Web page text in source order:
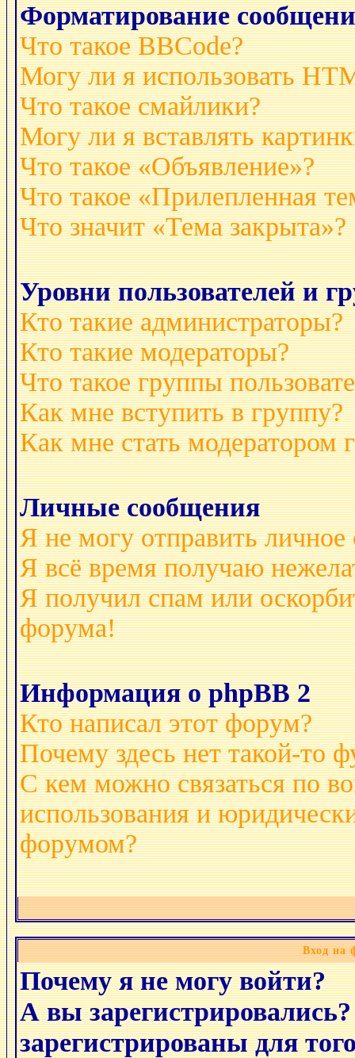
Форматирование
Что такое BBCode?
Могу ли я использовать
Что такое смайлики?
Могу ли я вставлять
Что такое «Объявление»?
Что такое «Прилепленная
Что значит «Тема закрыта»?
Уровни пользователей и
Кто такие администраторы?
Кто такие модераторы?
Что такое группы
Как мне вступить в группу?
Как мне стать модератором
Личные сообщения
Я не могу отправить
Я всё время получаю
Я получил спам или
форума!
Информация о phpBB 2
Кто написал этот форум?
Почему здесь нет такой-то
С кем можно связаться по
использования и
форумом?
Вход на
Почему я не могу войти?
А вы
зарегистрированы для